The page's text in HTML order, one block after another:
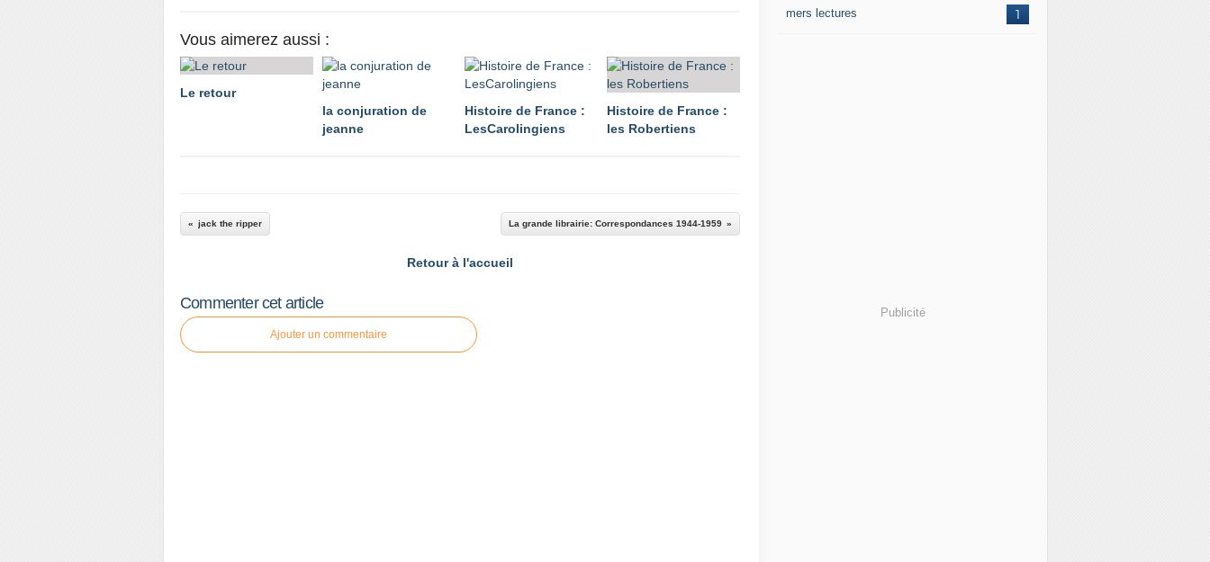
Vous aimerez aussi :
Le retour
la conjuration de
jeanne
Histoire de France :
LesCarolingiens
Histoire de France :
les Robertiens
jack the ripper La grande librairie: Correspondances 1944-1959
Retour à l'accueil
Commenter cet article
Ajouter un commentaire
1
mers lectures
Publicité